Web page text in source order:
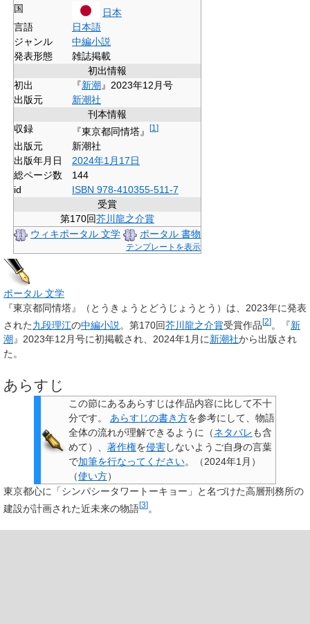
国
日本
言語
日本語
ジャンル
中編小説
発表形態
雑誌掲載
初出情報
初出
『新潮』2023年12月号
出版元
新潮社
刊本情報
収録
『東京都同情塔』 [1 ]
出版元
新潮社
出版年月日
2024年1月17日
総ページ数
144
id
ISBN 978-410355-511-7
受賞
第170回芥川龍之介賞
ウィキポータル 文学
ポータル 書物
テンプレートを表示
ポータル 文学
『東京都同情塔』（とうきょうとどうじょうとう）は、2023年に発表
された九段理江の中編小説 。第170回芥川龍之介賞受賞作品[2]。『新
潮』2023年12月号に初掲載され、2024年1月に新潮社から出版され
た。
あらすじ
この節にあるあらすじは作品内容に比して不十
分です。 あらすじの書き方を参考にして、 物語
全体の流れが理解できるように（ネタバレも含
めて）、 著作権を侵害しないよう ご自身の言葉
で加筆を行なってください。 （2024年1月 ）
（使い方）
東京都心に「シンパシータワートーキョー」と名づけた高層刑務所の
建設が計画された近未来の物語[3]。